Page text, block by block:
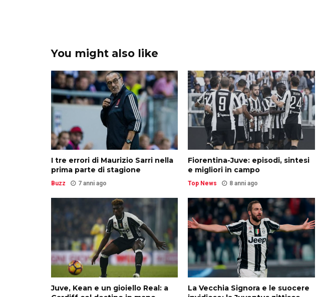
You might also like
I tre errori di Maurizio Sarri nella
prima parte di stagione
Buzz 7 anni ago
Fiorentina-Juve: episodi, sintesi
e migliori in campo
Top News 8 anni ago
Juve, Kean e un gioiello Real: a
La Vecchia Signora e le suocere